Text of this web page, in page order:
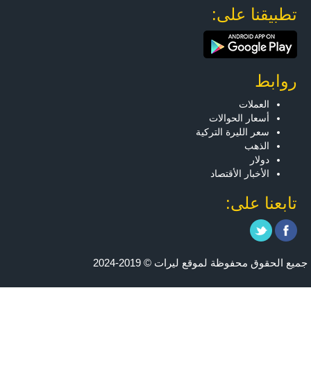
تطبيقنا على:
روابط
العملات
أسعار الحوالات
سعر الليرة التركية
الذهب
دولار
الأخبار الأقتصاد
تابعنا على:
جميع الحقوق محفوظة لموقع ليرات © 2019-2024